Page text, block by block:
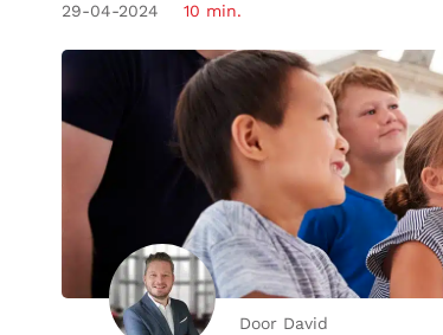
29-04-2024 10 min.
Door David